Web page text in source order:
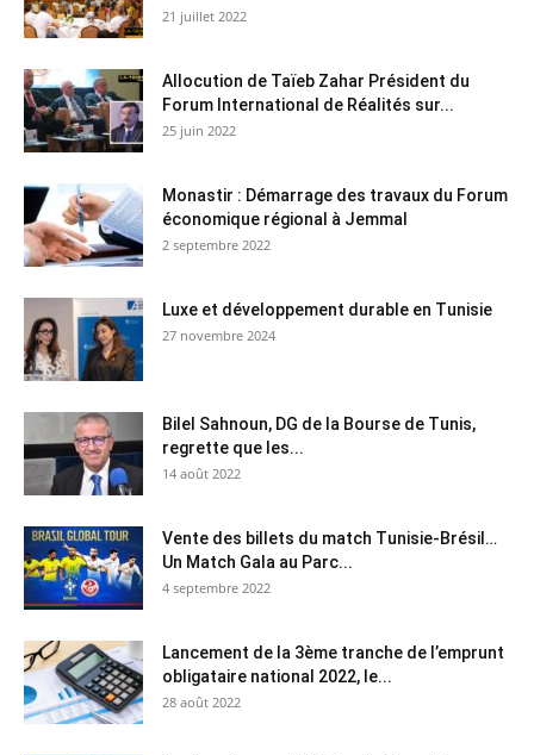
21 juillet 2022
Allocution de Taïeb Zahar Président du
Forum International de Réalités sur...
25 juin 2022
Monastir : Démarrage des travaux du Forum
économique régional à Jemmal
2 septembre 2022
Luxe et développement durable en Tunisie
27 novembre 2024
Bilel Sahnoun, DG de la Bourse de Tunis,
regrette que les...
14 août 2022
Vente des billets du match Tunisie-Brésil…
Un Match Gala au Parc...
4 septembre 2022
Lancement de la 3ème tranche de l’emprunt
obligataire national 2022, le...
28 août 2022